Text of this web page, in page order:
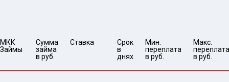
МКК
Займы
Сумма
займа
в руб.
Ставка
Срок
в
днях
Мин.
переплата
в руб.
Макс.
переплата
в руб.